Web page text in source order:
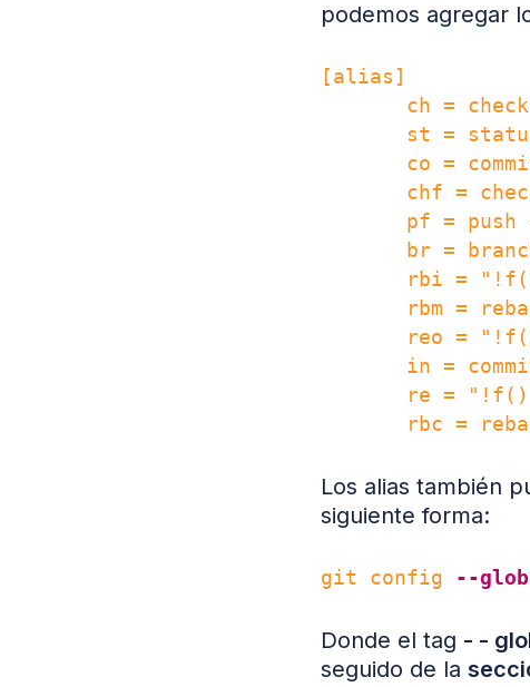
podemos agregar
[alias]
ch =
st =
co =
chf =
pf = push
br =
rbi =
rbm =
reo =
in =
re =
Los alias también
siguiente forma:
git config --
Donde el tag - -
seguido de la